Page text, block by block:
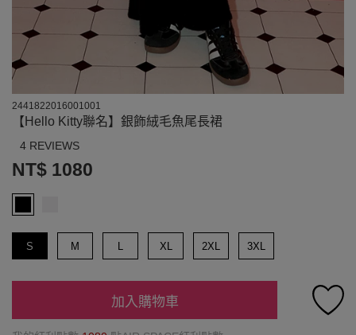
2441822016001001
【Hello Kitty聯名】銀飾絨毛魚尾長裙
4 REVIEWS
NT$ 1080
S M L XL 2XL 3XL
加入購物車